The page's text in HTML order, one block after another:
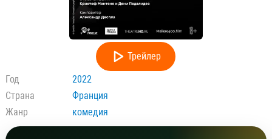
Трейлер
Год
2022
Страна
Франция
Жанр
комедия